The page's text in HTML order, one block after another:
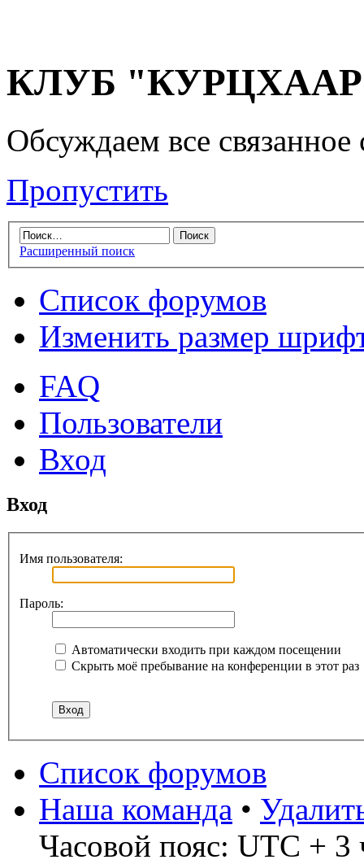
КЛУБ "КУРЦХААР"
Обсуждаем все
Пропустить
Расширенный поиск
Список форумов
Изменить размер
FAQ
Пользователи
Вход
Вход
Имя пользователя:
Пароль:
Автоматически входить при каждом посещении
Скрыть моё пребывание на конференции в этот раз
Список форумов
Наша команда •
Часовой пояс: UTC + 3